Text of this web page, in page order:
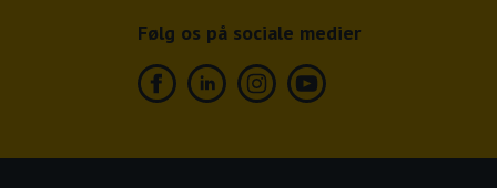
Følg os på sociale medier